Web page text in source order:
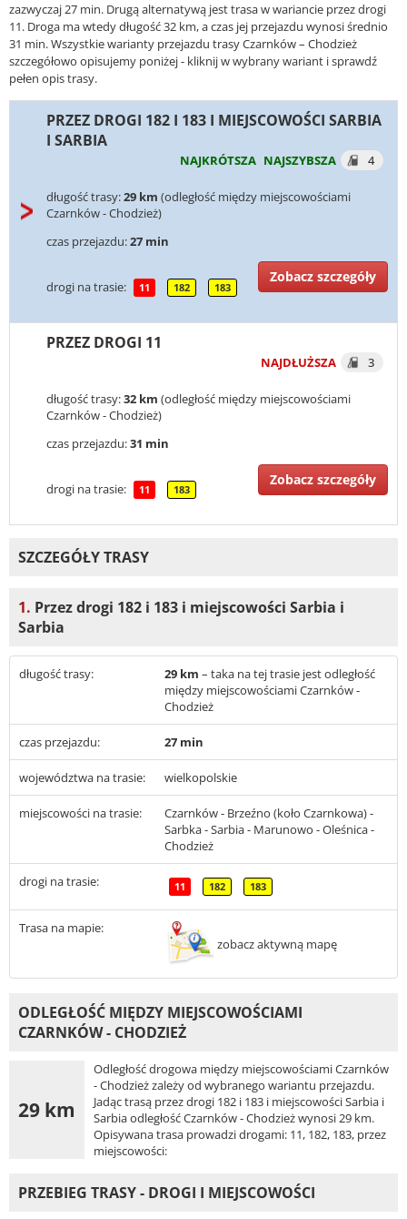
zazwyczaj 27 min. Drugą alternatywą jest trasa w wariancie przez drogi
11. Droga ma wtedy długość 32 km, a czas jej przejazdu wynosi średnio
31 min. Wszystkie warianty przejazdu trasy Czarnków – Chodzież
szczegółowo opisujemy poniżej - kliknij w wybrany wariant i sprawdź
pełen opis trasy.
PRZEZ DROGI 182 I 183 I MIEJSCOWOŚCI SARBIA
I SARBIA
NAJKRÓTSZA NAJSZYBSZA 4
długość trasy:29 km (odległość między miejscowościami
Czarnków - Chodzież)
czas przejazdu:27 min
drogi na trasie: 11 182 183
Zobacz szczegóły
PRZEZ DROGI 11
NAJDŁUŻSZA 3
długość trasy:32 km (odległość między miejscowościami
Czarnków - Chodzież)
czas przejazdu:31 min
drogi na trasie: 11 183
Zobacz szczegóły
SZCZEGÓŁY TRASY
1. Przez drogi 182 i 183 i miejscowości Sarbia i
Sarbia
długość trasy: 29 km – taka na tej trasie jest odległość
między miejscowościami Czarnków -
Chodzież
czas przejazdu: 27 min
województwa na trasie: wielkopolskie
miejscowości na trasie:
Czarnków - Brzeźno (koło Czarnkowa) -
Sarbka - Sarbia - Marunowo - Oleśnica -
Chodzież
drogi na trasie: 11 182 183
Trasa na mapie:
zobacz aktywną mapę
ODLEGŁOŚĆ MIĘDZY MIEJSCOWOŚCIAMI
CZARNKÓW - CHODZIEŻ
29 km
Odległość drogowa między miejscowościami Czarnków
- Chodzież zależy od wybranego wariantu przejazdu.
Jadąc trasą przez drogi 182 i 183 i miejscowości Sarbia i
Sarbia odległość Czarnków - Chodzież wynosi 29 km.
Opisywana trasa prowadzi drogami: 11, 182, 183, przez
miejscowości:
PRZEBIEG TRASY - DROGI I MIEJSCOWOŚCI